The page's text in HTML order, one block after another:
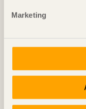
Marketing
NOTERAT